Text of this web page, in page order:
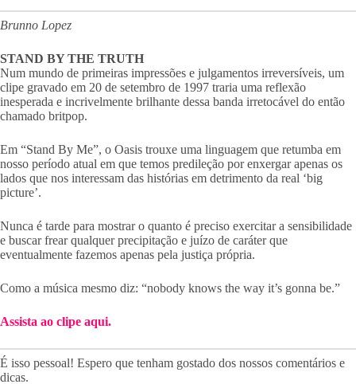
Brunno Lopez
STAND BY THE TRUTH
Num mundo de primeiras impressões e julgamentos irreversíveis, um
clipe gravado em 20 de setembro de 1997 traria uma reflexão
inesperada e incrivelmente brilhante dessa banda irretocável do então
chamado britpop.
Em “Stand By Me”, o Oasis trouxe uma linguagem que retumba em
nosso período atual em que temos predileção por enxergar apenas os
lados que nos interessam das histórias em detrimento da real ‘big
picture’.
Nunca é tarde para mostrar o quanto é preciso exercitar a sensibilidade
e buscar frear qualquer precipitação e juízo de caráter que
eventualmente fazemos apenas pela justiça própria.
Como a música mesmo diz: “nobody knows the way it’s gonna be.”
Assista ao clipe aqui.
É isso pessoal! Espero que tenham gostado dos nossos comentários e
dicas.